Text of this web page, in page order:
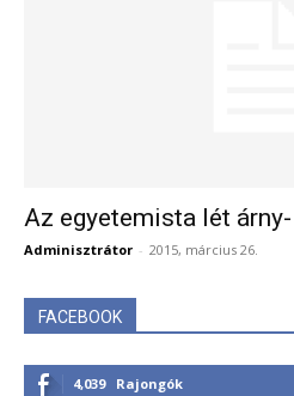
Az egyetemista lét
Adminisztrátor - 2015, március 26.
FACEBOOK
4,039 Rajongók